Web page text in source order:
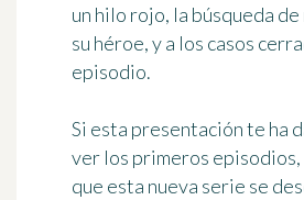
un hilo rojo, la búsqueda
su héroe, y a los casos
episodio.
Si esta presentación te ha
ver los primeros
que esta nueva serie se